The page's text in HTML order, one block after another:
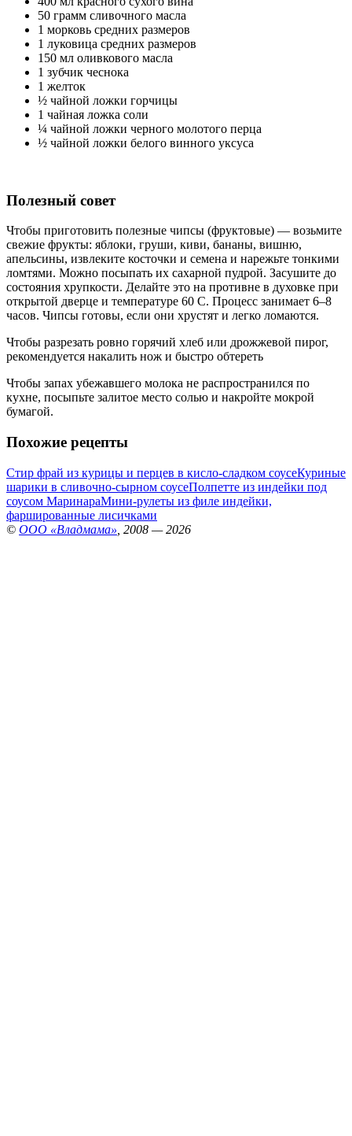
50 грамм сливочного масла
1 морковь средних размеров
1 луковица средних размеров
150 мл оливкового масла
1 зубчик чеснока
1 желток
½ чайной ложки горчицы
1 чайная ложка соли
¼ чайной ложки черного молотого перца
½ чайной ложки белого винного уксуса
Полезный совет
Чтобы приготовить полезные чипсы (фруктовые) — возьмите
свежие фрукты: яблоки, груши, киви, бананы, вишню,
апельсины, извлеките косточки и семена и нарежьте тонкими
ломтями. Можно посыпать их сахарной пудрой. Засушите до
состояния хрупкости. Делайте это на противне в духовке при
открытой дверце и температуре 60 С. Процесс занимает 6–8
часов. Чипсы готовы, если они хрустят и легко ломаются.
Чтобы разрезать ровно горячий хлеб или дрожжевой пирог,
рекомендуется накалить нож и быстро обтереть
Чтобы запах убежавшего молока не распространился по
кухне, посыпьте залитое место солью и накройте мокрой
бумагой.
Похожие рецепты
Стир фрай из курицы и перцев в кисло-сладком соусеКуриные
шарики в сливочно-сырном соусеПолпетте из индейки под
соусом МаринараМини-рулеты из филе индейки,
фаршированные лисичками
© ООО «Владмама» , 2008 — 2026